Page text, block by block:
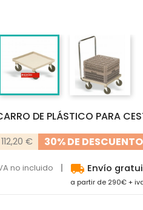
DE PLÁSTICO PARA
112,20 € 30% DE DESCUENTO
no incluido local_shipping Envío
a partir de 290€ +